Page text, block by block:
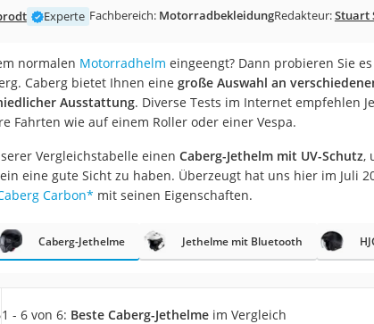
Benzinkanister (20 l)
Fahrradträger E-Bike
Benzinkanister
Marderschreck
Wagenheber 3t
AGM-Batterie Wohnmobil
FM-Transmitter
Experte Fachbereich: MotorradbekleidungRedakteur:Stuart
normalen Motorradhelm eingeengt? Dann probieren Sie
Caberg bietet Ihnen eine große Auswahl an
Ausstattung. Diverse Tests im Internet empfehlen
Fahrten wie auf einem Roller oder einer Vespa.
Vergleichstabelle einen Caberg-Jethelm mit UV-Schutz,
eine gute Sicht zu haben. Überzeugt hat uns hier im Juli
Carbon* mit seinen Eigenschaften.
Caberg-Jethelme Jethelme mit Bluetooth
1 - 6 von 6: Beste Caberg-Jethelme im Vergleich